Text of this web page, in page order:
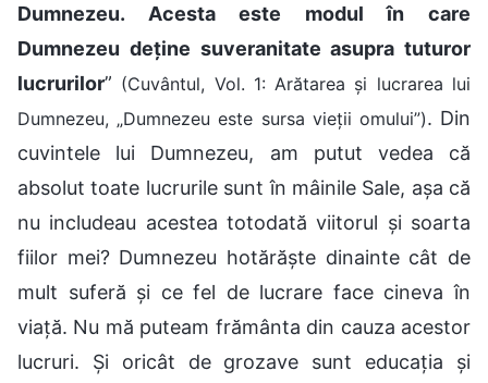
Dumnezeu. Acesta este modul în care
Dumnezeu deține suveranitate asupra tuturor
lucrurilor” (Cuvântul, Vol. 1: Arătarea și lucrarea lui
Dumnezeu, „Dumnezeu este sursa vieții omului”). Din
cuvintele lui Dumnezeu, am putut vedea că
absolut toate lucrurile sunt în mâinile Sale, așa că
nu includeau acestea totodată viitorul și soarta
fiilor mei? Dumnezeu hotărăște dinainte cât de
mult suferă și ce fel de lucrare face cineva în
viață. Nu mă puteam frământa din cauza acestor
lucruri. Și oricât de grozave sunt educația și